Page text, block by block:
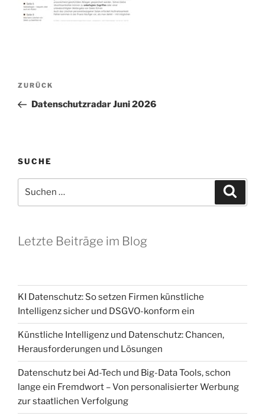
Beitragsnavigation
Vorheriger
Beitrag
ZURÜCK
Datenschutzradar Juni 2026
SUCHE
nach:
Letzte Beiträge im Blog
KI Datenschutz: So setzen Firmen künstliche
Intelligenz sicher und DSGVO-konform ein
Künstliche Intelligenz und Datenschutz: Chancen,
Herausforderungen und Lösungen
Datenschutz bei Ad-Tech und Big-Data Tools, schon
lange ein Fremdwort – Von personalisierter Werbung
zur staatlichen Verfolgung